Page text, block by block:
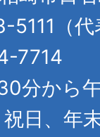
5111（代
7714
分から
祝日、年